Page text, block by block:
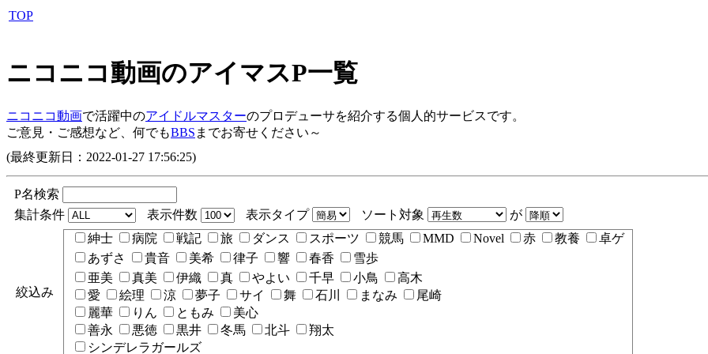
TOP
ニコニコ動画のアイマスP一覧
ニコニコ動画で活躍中のアイドルマスターのプロデューサを紹介する個人的サービスです。
ご意見・ご感想など、何でもBBS までお寄せください～
(最終更新日：2022-01-27 17:56:25)
P名検索
集計条件
表示件数 表示タイプ ソート対象 が
絞込み
紳士 病院 戦記 旅 ダンス スポーツ 競馬 MMD Novel 赤 教養
卓ゲ
あずさ
貴音 美希 律子 響 春香
雪歩
亜美
真美 伊織 真 やよい 千早 小鳥
高木
愛
絵理 涼 夢子 サイ 舞 石川 まなみ
尾崎
麗華
りん ともみ
美心
善永
悪徳 黒井 冬馬 北斗
翔太
シンデレラガールズ